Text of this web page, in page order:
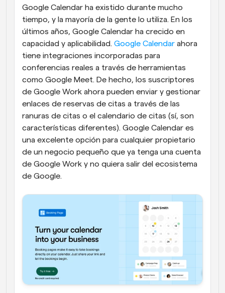
Google Calendar ha existido durante mucho
tiempo, y la mayoría de la gente lo utiliza. En los
últimos años, Google Calendar ha crecido en
capacidad y aplicabilidad. Google Calendar ahora
tiene integraciones incorporadas para
conferencias reales a través de herramientas
como Google Meet. De hecho, los suscriptores
de Google Work ahora pueden enviar y gestionar
enlaces de reservas de citas a través de las
ranuras de citas o el calendario de citas (sí, son
características diferentes). Google Calendar es
una excelente opción para cualquier propietario
de un negocio pequeño que ya tenga una cuenta
de Google Work y no quiera salir del ecosistema
de Google.